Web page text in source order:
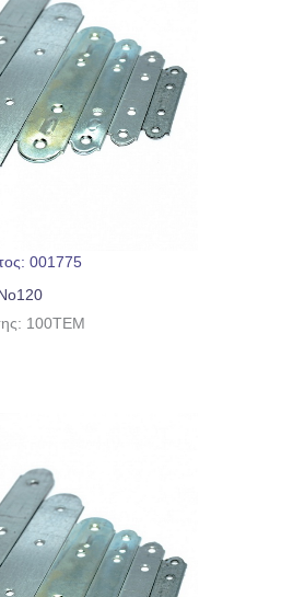
001775
100TEM